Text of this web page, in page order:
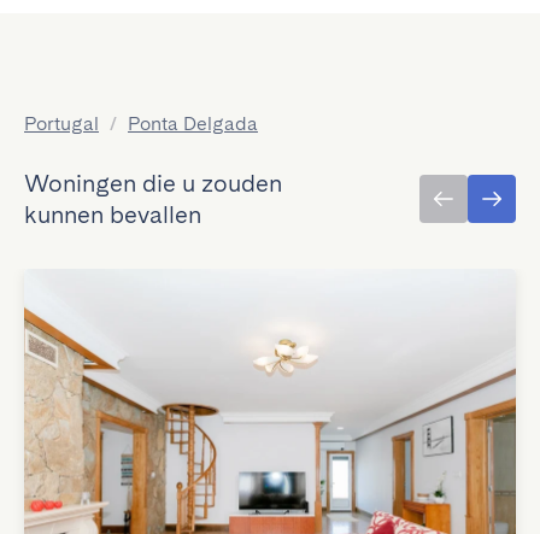
Portugal / Ponta Delgada
Woningen die u zouden
kunnen bevallen